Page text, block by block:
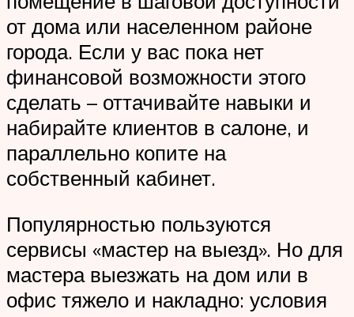
от дома или населенном районе
города. Если у вас пока нет
финансовой возможности этого
сделать – оттачивайте навыки и
набирайте клиентов в салоне, и
параллельно копите на
собственный кабинет.
Популярностью пользуются
сервисы «мастер на выезд». Но для
мастера выезжать на дом или в
офис тяжело и накладно: условия